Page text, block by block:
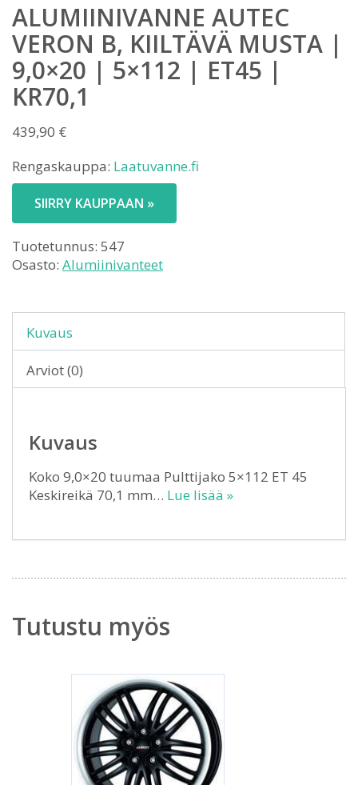
ALUMIINIVANNE AUTEC
VERON B, KIILTÄVÄ MUSTA |
9,0×20 | 5×112 | ET45 |
KR70,1
439,90 €
Rengaskauppa: Laatuvanne.fi
SIIRRY KAUPPAAN »
Tuotetunnus: 547
Osasto: Alumiinivanteet
Kuvaus
Arviot (0)
Kuvaus
Koko 9,0×20 tuumaa Pulttijako 5×112 ET 45
Keskireikä 70,1 mm… Lue lisää »
Tutustu myös